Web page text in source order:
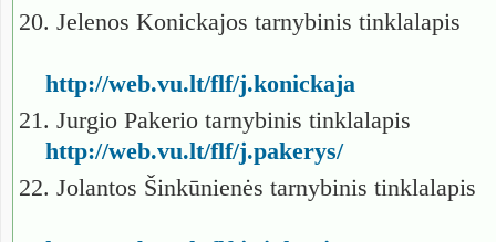
20. Jelenos Konickajos tarnybinis tinklalapis
http://web.vu.lt/flf/j.konickaja
21. Jurgio Pakerio tarnybinis tinklalapis
http://web.vu.lt/flf/j.pakerys/
22. Jolantos Šinkūnienės tarnybinis tinklalapis